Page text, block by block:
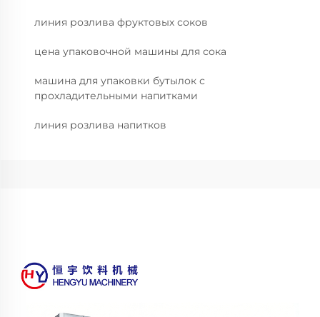
линия розлива фруктовых соков
цена упаковочной машины для сока
машина для упаковки бутылок с
прохладительными напитками
линия розлива напитков